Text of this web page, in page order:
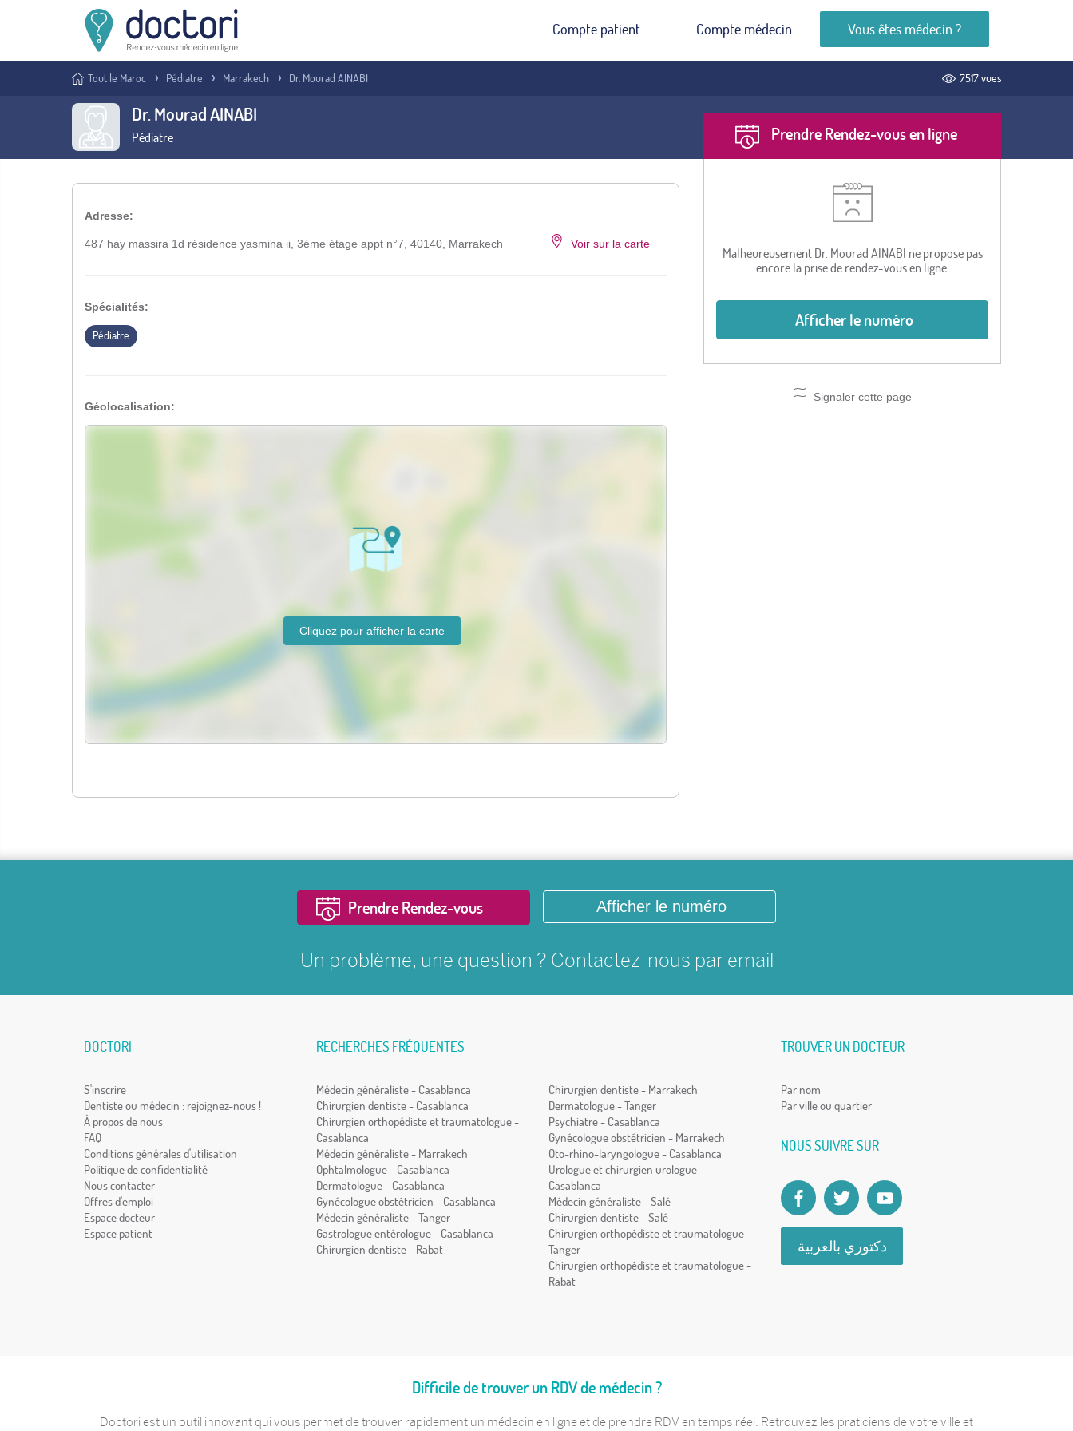
Compte patient Compte médecin Vous êtes médecin ?
Tout le Maroc Pédiatre Marrakech Dr. Mourad AINABI 7517 vues
Dr. Mourad AINABI
Pédiatre Prendre Rendez-vous en ligne
Malheureusement Dr. Mourad AINABI ne propose pas
encore la prise de rendez-vous en ligne.
Afficher le numéro
Signaler cette page
Adresse:
487 hay massira 1d résidence yasmina ii, 3ème étage appt n°7, 40140, Marrakech Voir sur la carte
Spécialités:
Pédiatre
Géolocalisation:
Prendre Rendez-vous Afficher le numéro
Un problème, une question ? Contactez-nous par email
DOCTORI
S'inscrire
Dentiste ou médecin : rejoignez-nous !
À propos de nous
FAQ
Conditions générales d'utilisation
Politique de confidentialité
Nous contacter
Offres d'emploi
Espace docteur
Espace patient
RECHERCHES FRÉQUENTES
Médecin généraliste - Casablanca
Chirurgien dentiste - Casablanca
Chirurgien orthopédiste et traumatologue -
Casablanca
Médecin généraliste - Marrakech
Ophtalmologue - Casablanca
Dermatologue - Casablanca
Gynécologue obstétricien - Casablanca
Médecin généraliste - Tanger
Gastrologue entérologue - Casablanca
Chirurgien dentiste - Rabat
Chirurgien dentiste - Marrakech
Dermatologue - Tanger
Psychiatre - Casablanca
Gynécologue obstétricien - Marrakech
Oto-rhino-laryngologue - Casablanca
Urologue et chirurgien urologue -
Casablanca
Médecin généraliste - Salé
Chirurgien dentiste - Salé
Chirurgien orthopédiste et traumatologue -
Tanger
Chirurgien orthopédiste et traumatologue -
Rabat
TROUVER UN DOCTEUR
Par nom
Par ville ou quartier
NOUS SUIVRE SUR
دكتوري بالعربية
Difficile de trouver un RDV de médecin ?
Doctori est un outil innovant qui vous permet de trouver rapidement un médecin en ligne et de prendre RDV en temps réel. Retrouvez les praticiens de votre ville et